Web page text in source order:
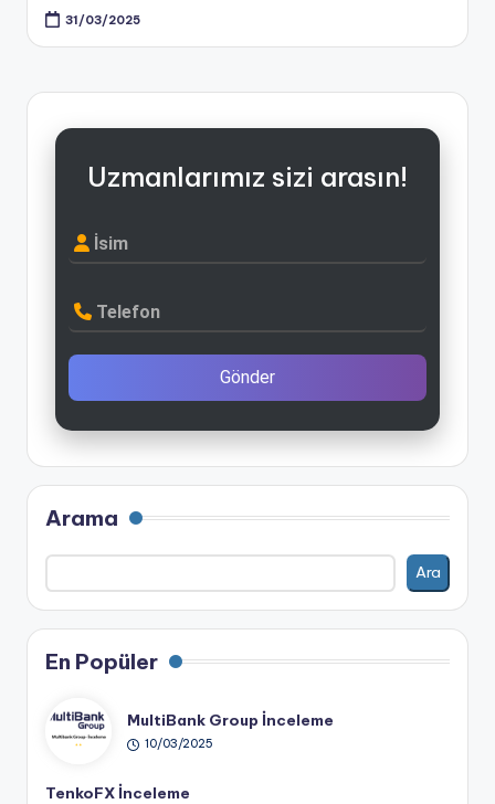
31/03/2025
Uzmanlarımız sizi arasın!
İsim
Telefon
Gönder
Arama
Ara
En Popüler
MultiBank Group İnceleme
10/03/2025
TenkoFX İnceleme